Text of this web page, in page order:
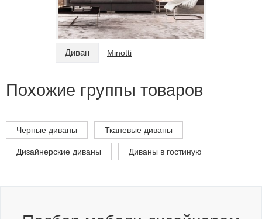
Диван Minotti
Похожие группы товаров
Черные диваны Тканевые диваны
Дизайнерские диваны Диваны в гостиную